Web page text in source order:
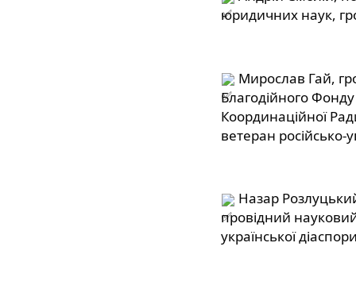
юридичних наук,
Мирослав Гай,
Благодійного
Координаційної
ветеран російсько-
Назар
провідний
української